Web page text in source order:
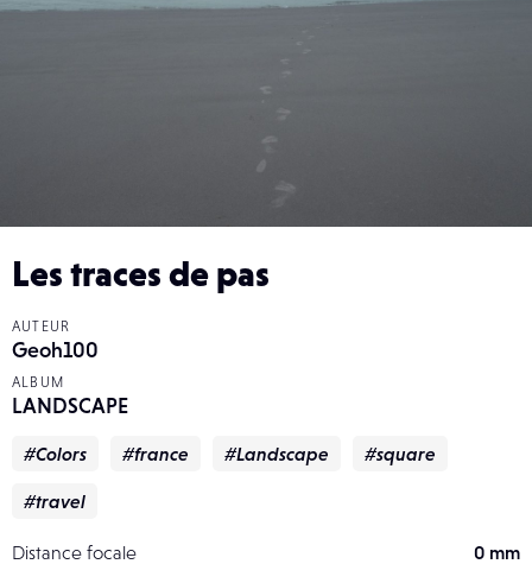
Les traces de pas
AUTEUR
Geoh100
ALBUM
LANDSCAPE
#Colors #france #Landscape #square
#travel
Distance focale
0 mm